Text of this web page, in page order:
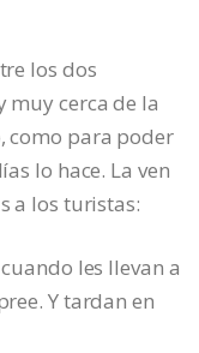
los dos
muy cerca de la
como para poder
lo hace. La ven
a los turistas:
les llevan a
Y tardan en